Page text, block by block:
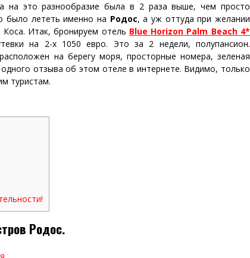
на это разнообразие была в 2 раза выше, чем просто
было лететь именно на Родос, а уж оттуда при желании
Итак, бронируем отель Blue Horizon Palm Beach 4*
на 2-х 1050 евро. Это за 2 недели, полупансион.
на берегу моря, просторные номера, зеленая
отзыва об этом отеле в интернете. Видимо, только
туристам.
Родос.